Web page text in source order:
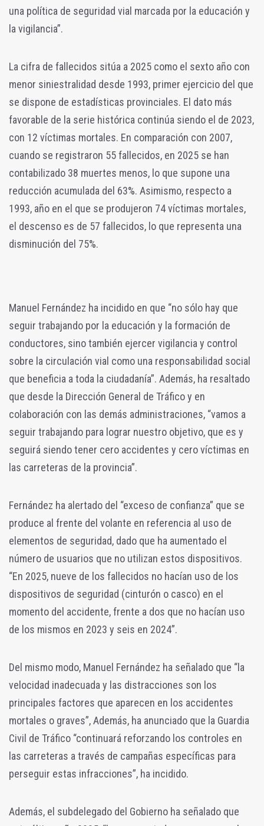
una política de seguridad vial marcada por la educación y
la vigilancia”.
La cifra de fallecidos sitúa a 2025 como el sexto año con
menor siniestralidad desde 1993, primer ejercicio del que
se dispone de estadísticas provinciales. El dato más
favorable de la serie histórica continúa siendo el de 2023,
con 12 víctimas mortales. En comparación con 2007,
cuando se registraron 55 fallecidos, en 2025 se han
contabilizado 38 muertes menos, lo que supone una
reducción acumulada del 63%. Asimismo, respecto a
1993, año en el que se produjeron 74 víctimas mortales,
el descenso es de 57 fallecidos, lo que representa una
disminución del 75%.
Manuel Fernández ha incidido en que “no sólo hay que
seguir trabajando por la educación y la formación de
conductores, sino también ejercer vigilancia y control
sobre la circulación vial como una responsabilidad social
que beneficia a toda la ciudadanía”. Además, ha resaltado
que desde la Dirección General de Tráfico y en
colaboración con las demás administraciones, “vamos a
seguir trabajando para lograr nuestro objetivo, que es y
seguirá siendo tener cero accidentes y cero víctimas en
las carreteras de la provincia”.
Fernández ha alertado del “exceso de confianza” que se
produce al frente del volante en referencia al uso de
elementos de seguridad, dado que ha aumentado el
número de usuarios que no utilizan estos dispositivos.
“En 2025, nueve de los fallecidos no hacían uso de los
dispositivos de seguridad (cinturón o casco) en el
momento del accidente, frente a dos que no hacían uso
de los mismos en 2023 y seis en 2024”.
Del mismo modo, Manuel Fernández ha señalado que “la
velocidad inadecuada y las distracciones son los
principales factores que aparecen en los accidentes
mortales o graves”, Además, ha anunciado que la Guardia
Civil de Tráfico “continuará reforzando los controles en
las carreteras a través de campañas específicas para
perseguir estas infracciones”, ha incidido.
Además, el subdelegado del Gobierno ha señalado que